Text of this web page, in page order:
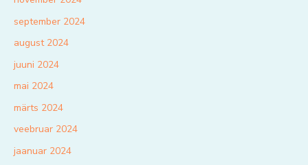
september 2024
august 2024
juuni 2024
mai 2024
märts 2024
veebruar 2024
jaanuar 2024